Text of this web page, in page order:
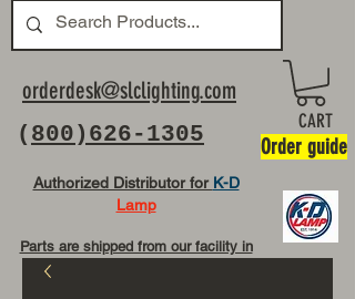
( 800)626-1305
orderdesk@slclighting.com
Authorized Distributor for K-D
Lamp
Parts are shipped from our facility in
CART
Order guide